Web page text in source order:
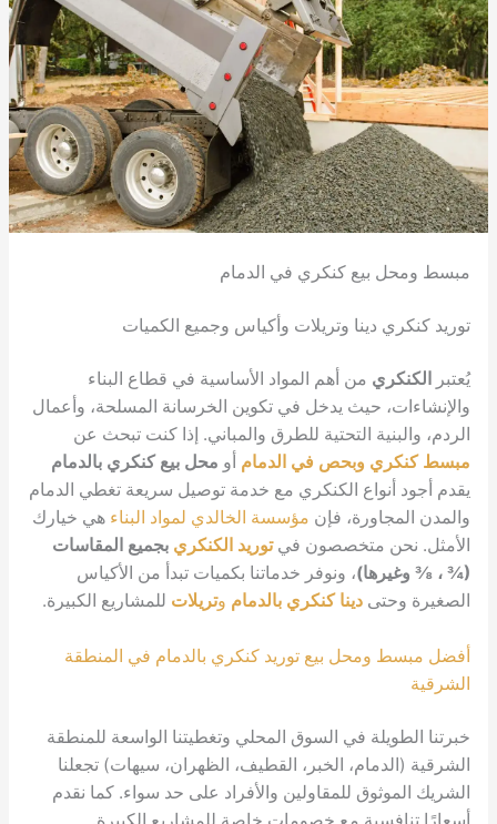
كنكري في الدمام
دينا وتريلات وأكياس وجميع الكميات
من أهم المواد الأساسية في قطاع البناء
حيث يدخل في تكوين الخرسانة المسلحة، وأعمال
التحتية للطرق والمباني. إذا كنت تبحث عن
وبحص في الدمامأومحل بيع كنكري بالدمام
الكنكري مع خدمة توصيل سريعة تغطي الدمام
فإنمؤسسة الخالدي لمواد البناءهي خيارك
متخصصون في توريد الكنكري بجميع المقاسات
، ونوفر خدماتنا بكميات تبدأ من الأكياس
دينا كنكري بالدماموتريلات للمشاريع الكبيرة.
بيع توريد كنكري بالدمام في المنطقة
في السوق المحلي وتغطيتنا الواسعة للمنطقة
الخبر، القطيف، الظهران، سيهات) تجعلنا
للمقاولين والأفراد على حد سواء. كما نقدم